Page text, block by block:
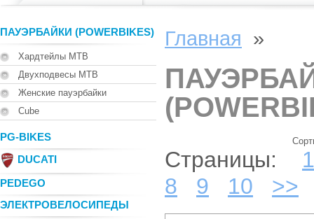
ПАУЭРБАЙКИ (POWERBIKES)
Хардтейлы MTB
Двухподвесы MTB
Женские пауэрбайки
Cube
PG-BIKES
DUCATI
PEDEGO
ЭЛЕКТРОВЕЛОСИПЕДЫ
Главная »
Страницы: 1
8
9 10 >>